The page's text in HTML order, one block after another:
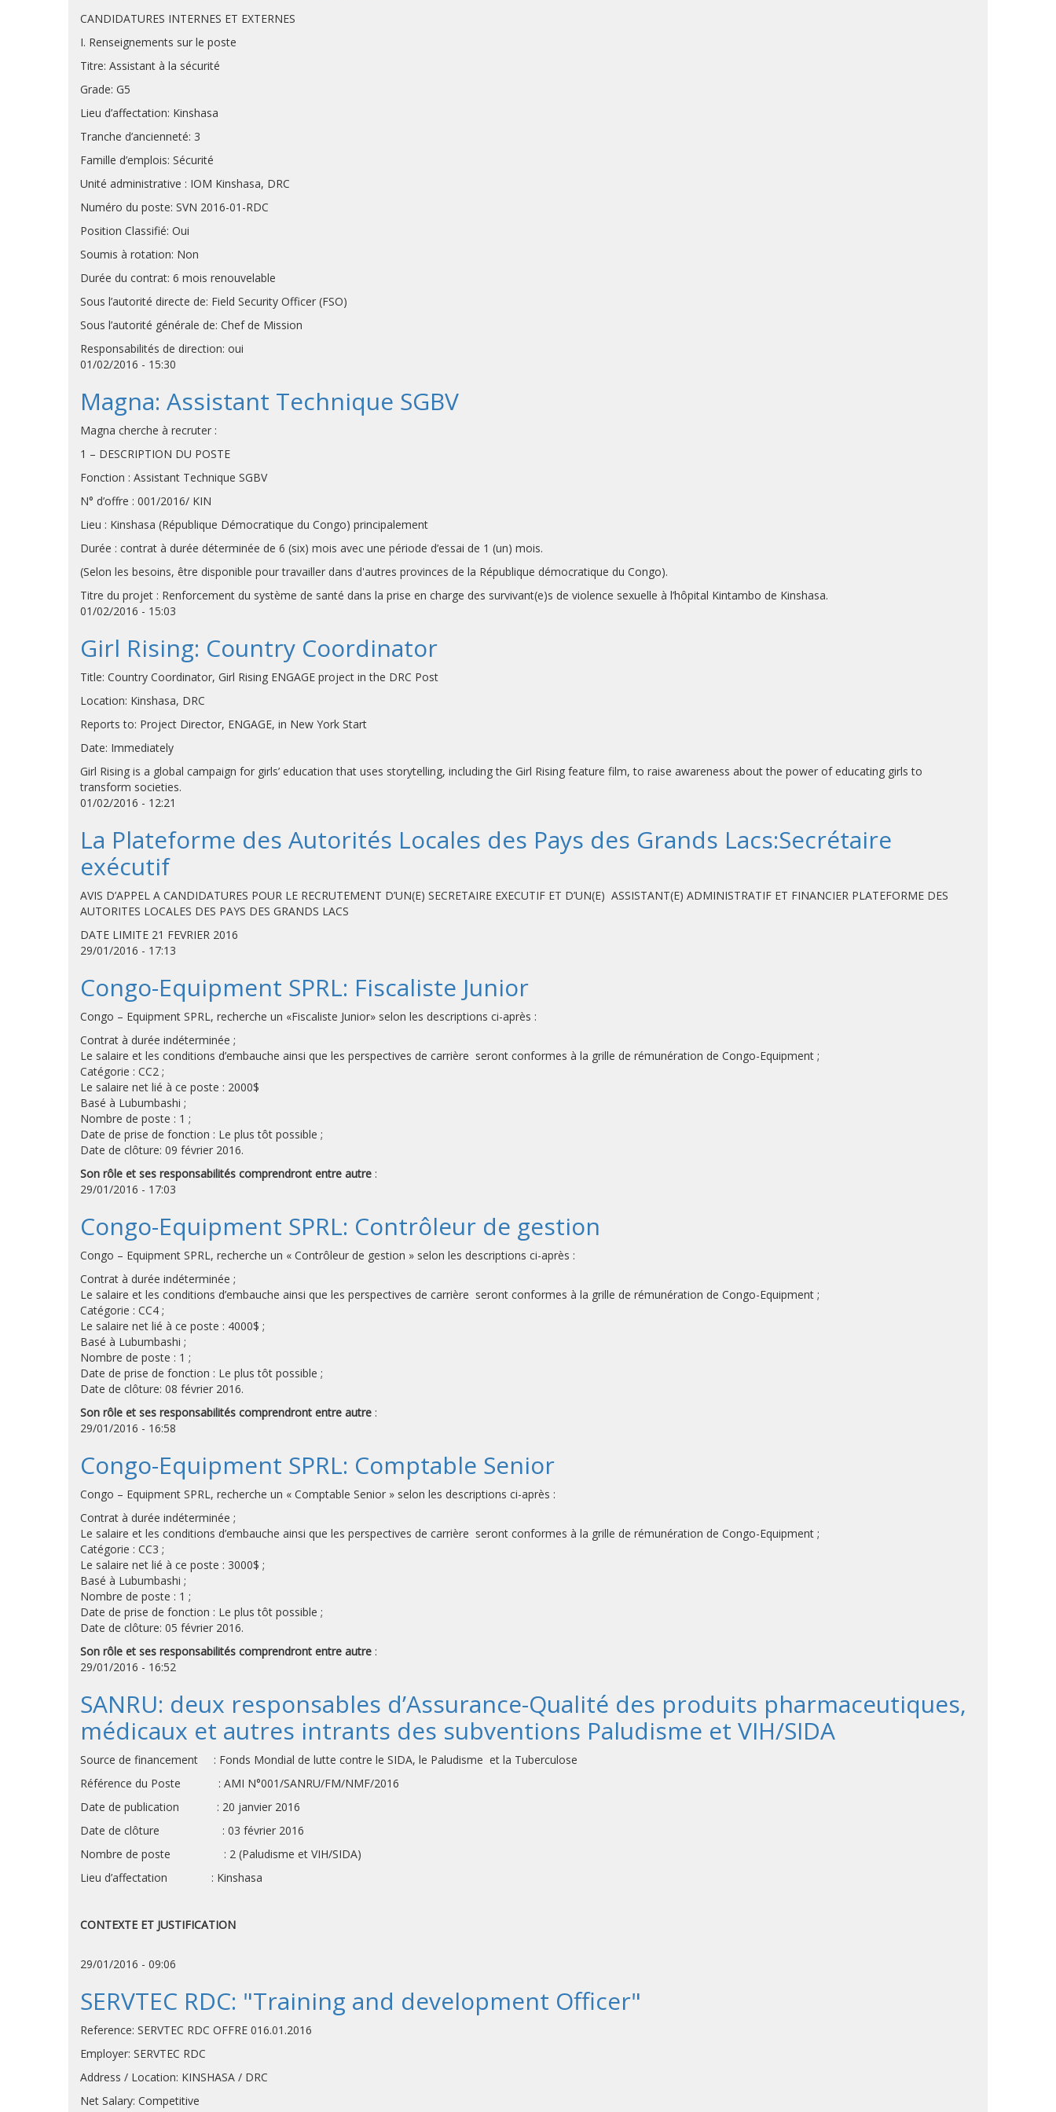
CANDIDATURES INTERNES ET EXTERNES
I. Renseignements sur le poste
Titre: Assistant à la sécurité
Grade: G5
Lieu d’affectation: Kinshasa
Tranche d’ancienneté: 3
Famille d’emplois: Sécurité
Unité administrative : IOM Kinshasa, DRC
Numéro du poste: SVN 2016-01-RDC
Position Classifié: Oui
Soumis à rotation: Non
Durée du contrat: 6 mois renouvelable
Sous l’autorité directe de: Field Security Officer (FSO)
Sous l’autorité générale de: Chef de Mission
Responsabilités de direction: oui
01/02/2016 - 15:30
Magna: Assistant Technique SGBV
Magna cherche à recruter :
1 – DESCRIPTION DU POSTE
Fonction : Assistant Technique SGBV
N° d’offre : 001/2016/ KIN
Lieu : Kinshasa (République Démocratique du Congo) principalement
Durée : contrat à durée déterminée de 6 (six) mois avec une période d’essai de 1 (un) mois.
(Selon les besoins, être disponible pour travailler dans d'autres provinces de la République démocratique du Congo).
Titre du projet : Renforcement du système de santé dans la prise en charge des survivant(e)s de violence sexuelle à l’hôpital Kintambo de Kinshasa.
01/02/2016 - 15:03
Girl Rising: Country Coordinator
Title: Country Coordinator, Girl Rising ENGAGE project in the DRC Post
Location: Kinshasa, DRC
Reports to: Project Director, ENGAGE, in New York Start
Date: Immediately
Girl Rising is a global campaign for girls’ education that uses storytelling, including the Girl Rising feature film, to raise awareness about the power of educating girls to
transform societies.
01/02/2016 - 12:21
La Plateforme des Autorités Locales des Pays des Grands Lacs:Secrétaire
exécutif
AVIS D’APPEL A CANDIDATURES POUR LE RECRUTEMENT D’UN(E) SECRETAIRE EXECUTIF ET D’UN(E) ASSISTANT(E) ADMINISTRATIF ET FINANCIER PLATEFORME DES
AUTORITES LOCALES DES PAYS DES GRANDS LACS
DATE LIMITE 21 FEVRIER 2016
29/01/2016 - 17:13
Congo-Equipment SPRL: Fiscaliste Junior
Congo – Equipment SPRL, recherche un «Fiscaliste Junior» selon les descriptions ci-après :
Contrat à durée indéterminée ;
Le salaire et les conditions d’embauche ainsi que les perspectives de carrière seront conformes à la grille de rémunération de Congo-Equipment ;
Catégorie : CC2 ;
Le salaire net lié à ce poste : 2000$
Basé à Lubumbashi ;
Nombre de poste : 1 ;
Date de prise de fonction : Le plus tôt possible ;
Date de clôture: 09 février 2016.
Son rôle et ses responsabilités comprendront entre autre :
29/01/2016 - 17:03
Congo-Equipment SPRL: Contrôleur de gestion
Congo – Equipment SPRL, recherche un « Contrôleur de gestion » selon les descriptions ci-après :
Contrat à durée indéterminée ;
Le salaire et les conditions d’embauche ainsi que les perspectives de carrière seront conformes à la grille de rémunération de Congo-Equipment ;
Catégorie : CC4 ;
Le salaire net lié à ce poste : 4000$ ;
Basé à Lubumbashi ;
Nombre de poste : 1 ;
Date de prise de fonction : Le plus tôt possible ;
Date de clôture: 08 février 2016.
Son rôle et ses responsabilités comprendront entre autre :
29/01/2016 - 16:58
Congo-Equipment SPRL: Comptable Senior
Congo – Equipment SPRL, recherche un « Comptable Senior » selon les descriptions ci-après :
Contrat à durée indéterminée ;
Le salaire et les conditions d’embauche ainsi que les perspectives de carrière seront conformes à la grille de rémunération de Congo-Equipment ;
Catégorie : CC3 ;
Le salaire net lié à ce poste : 3000$ ;
Basé à Lubumbashi ;
Nombre de poste : 1 ;
Date de prise de fonction : Le plus tôt possible ;
Date de clôture: 05 février 2016.
Son rôle et ses responsabilités comprendront entre autre :
29/01/2016 - 16:52
SANRU: deux responsables d’Assurance-Qualité des produits pharmaceutiques,
médicaux et autres intrants des subventions Paludisme et VIH/SIDA
Source de financement : Fonds Mondial de lutte contre le SIDA, le Paludisme et la Tuberculose
Référence du Poste : AMI N°001/SANRU/FM/NMF/2016
Date de publication : 20 janvier 2016
Date de clôture : 03 février 2016
Nombre de poste : 2 (Paludisme et VIH/SIDA)
Lieu d’affectation : Kinshasa
CONTEXTE ET JUSTIFICATION
29/01/2016 - 09:06
SERVTEC RDC: "Training and development Officer"
Reference: SERVTEC RDC OFFRE 016.01.2016
Employer: SERVTEC RDC
Address / Location: KINSHASA / DRC
Net Salary: Competitive